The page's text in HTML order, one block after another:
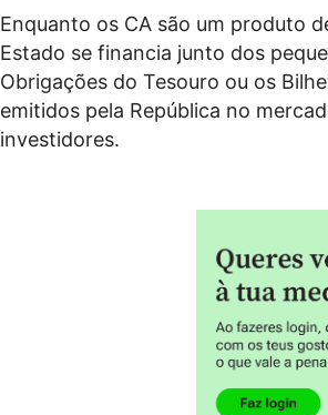
Enquanto os CA são um produto
Estado se financia junto dos
Obrigações do Tesouro ou os
emitidos pela República no
investidores.